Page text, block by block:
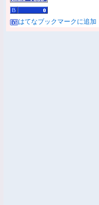
はてなブックマークに追加